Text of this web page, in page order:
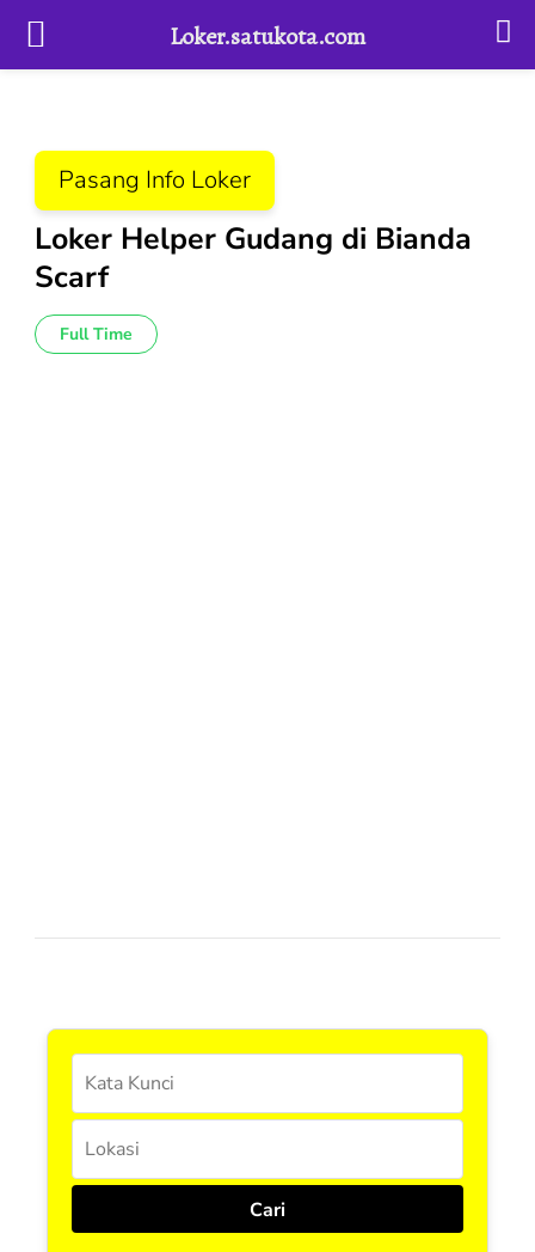
konten
(Tekan
Enter)
Pasang Info Loker
Loker Helper Gudang di Bianda
Scarf
Full Time
Loker.satukota.com